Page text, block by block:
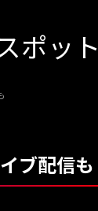
ポット
ブ配信も